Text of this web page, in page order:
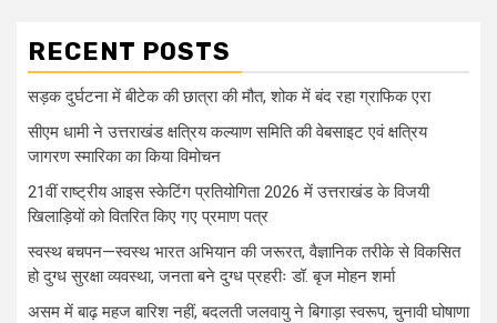
RECENT POSTS
सड़क दुर्घटना में बीटेक की छात्रा की मौत, शोक में बंद रहा ग्राफिक एरा
सीएम धामी ने उत्तराखंड क्षत्रिय कल्याण समिति की वेबसाइट एवं क्षत्रिय
जागरण स्मारिका का किया विमोचन
21वीं राष्ट्रीय आइस स्केटिंग प्रतियोगिता 2026 में उत्तराखंड के विजयी
खिलाड़ियों को वितरित किए गए प्रमाण पत्र
स्वस्थ बचपन—स्वस्थ भारत अभियान की जरूरत, वैज्ञानिक तरीके से विकसित
हो दुग्ध सुरक्षा व्यवस्था, जनता बने दुग्ध प्रहरीः डॉ. बृज मोहन शर्मा
असम में बाढ़ महज बारिश नहीं, बदलती जलवायु ने बिगाड़ा स्वरूप, चुनावी घोषाणा